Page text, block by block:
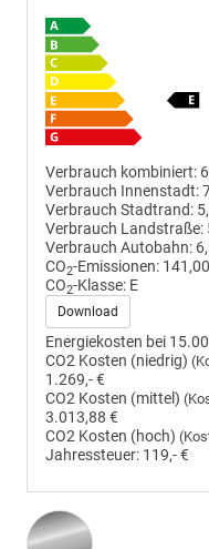
Verbrauch kombiniert:
Verbrauch Innenstadt:
Verbrauch Stadtrand:
Verbrauch Landstraße:
Verbrauch Autobahn:
CO2-Emissionen:
CO2-Klasse: E
Download
Energiekosten bei
CO2 Kosten (niedrig)
1.269,- €
CO2 Kosten (mittel)
3.013,88 €
CO2 Kosten (hoch)
Jahressteuer: 119,- €